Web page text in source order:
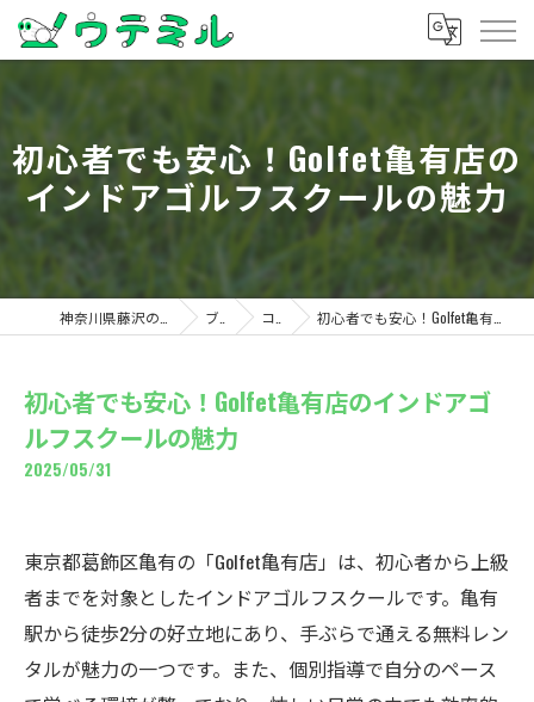
初心者でも安心！Golfet亀有店の
インドアゴルフスクールの魅力
ブログ コラム 初心者でも安心！Golfet亀有店のインドアゴルフスクールの魅力
初心者でも安心！Golfet亀有店のインドアゴ
ルフスクールの魅力
2025/05/31
東京都葛飾区亀有の「Golfet亀有店」は、初心者から上級
者までを対象としたインドアゴルフスクールです。亀有
駅から徒歩2分の好立地にあり、手ぶらで通える無料レン
タルが魅力の一つです。また、個別指導で自分のペース